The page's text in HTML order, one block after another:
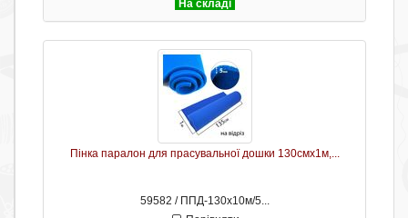
На складі
Пінка паралон для прасувальної дошки 130смх1м,...
59582 / ППД-130х10м/5...